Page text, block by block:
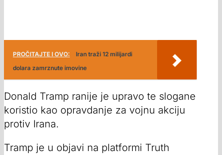
PROČITAJTE I OVO:
Iran traži 12 milijardi
dolara zamrznute imovine
Donald Tramp ranije je upravo te slogane
koristio kao opravdanje za vojnu akciju
protiv Irana.
Tramp je u objavi na platformi Truth